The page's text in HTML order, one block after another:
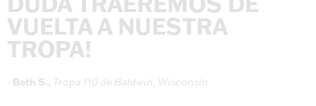
VUELTAA NUESTRA
TROPA!
- Beth S., Tropa 110 de Baldwin, Wisconsin